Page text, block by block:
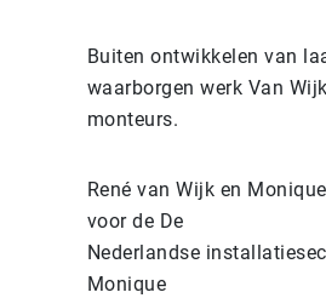
Buiten ontwikkelen van
waarborgen werk Van
monteurs.
René van Wijk en
voor de De
Nederlandse
Monique